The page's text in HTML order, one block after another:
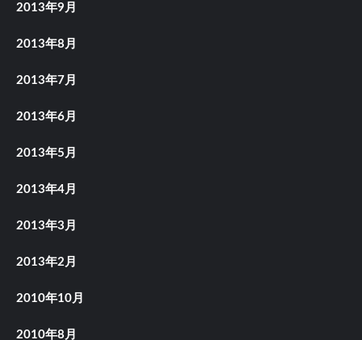
2013年9月
2013年8月
2013年7月
2013年6月
2013年5月
2013年4月
2013年3月
2013年2月
2010年10月
2010年8月